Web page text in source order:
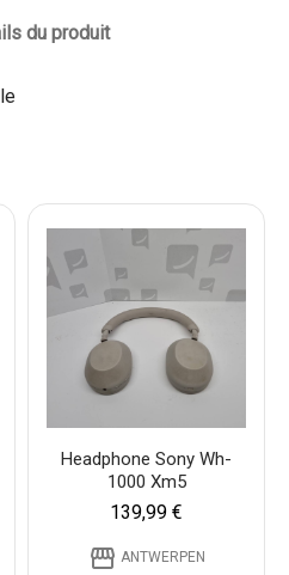
du produit
Headphone Sony Wh-
1000 Xm5
139,99 €
storefront ANTWERPEN